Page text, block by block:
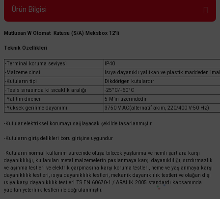
Ürün Bilgisi
Mutlusan W Otomat Kutusu (S/A) Meksbox 12'li
Teknik Özellikleri
-Terminal koruma seviyesi
IP40
-Malzeme cinsi
Isıya dayanıklı yalıtkan ve plastik maddeden
-Kutuların tipi
Dikdörtgen kutulardır
-Tesis sırasında ki sıcaklık aralığı
-25°C/+60°C
-Yalıtım direnci
5 M’in üzerindedir
-Yüksek gerilime dayanımı
3750 V AC(alternatif akım, 220/400 V-50 Hz)
-Kutular elektriksel korumayı sağlayacak şekilde tasarlanmıştır
-Kutuların giriş delikleri boru girişine uygundur
-Kutuların normal kullanım sürecinde oluşa bilecek yaşlanma ve nemli şartlara karşı
dayanıklılığı, kullanılan metal malzemelerin paslanmaya karşı dayanıklılığı, sızdırmazlık
ve aşınma testleri ve elektrik çarpmasına karşı koruma testleri, neme ve yaşlanmaya karşı
dayanıklılık testleri, ısıya dayanıklılık testleri, mekanik dayanıklılık testleri ve olağan dışı
ısıya karşı dayanıklılık testleri TS EN 60670-1 / ARALIK 2005 standardı kapsamında
yapılan yeterlilik testleri ile doğrulanmıştır.